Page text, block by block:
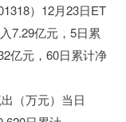
）12月23日ET
7.29亿元，5日累
亿元，60日累计净
（万元）当日